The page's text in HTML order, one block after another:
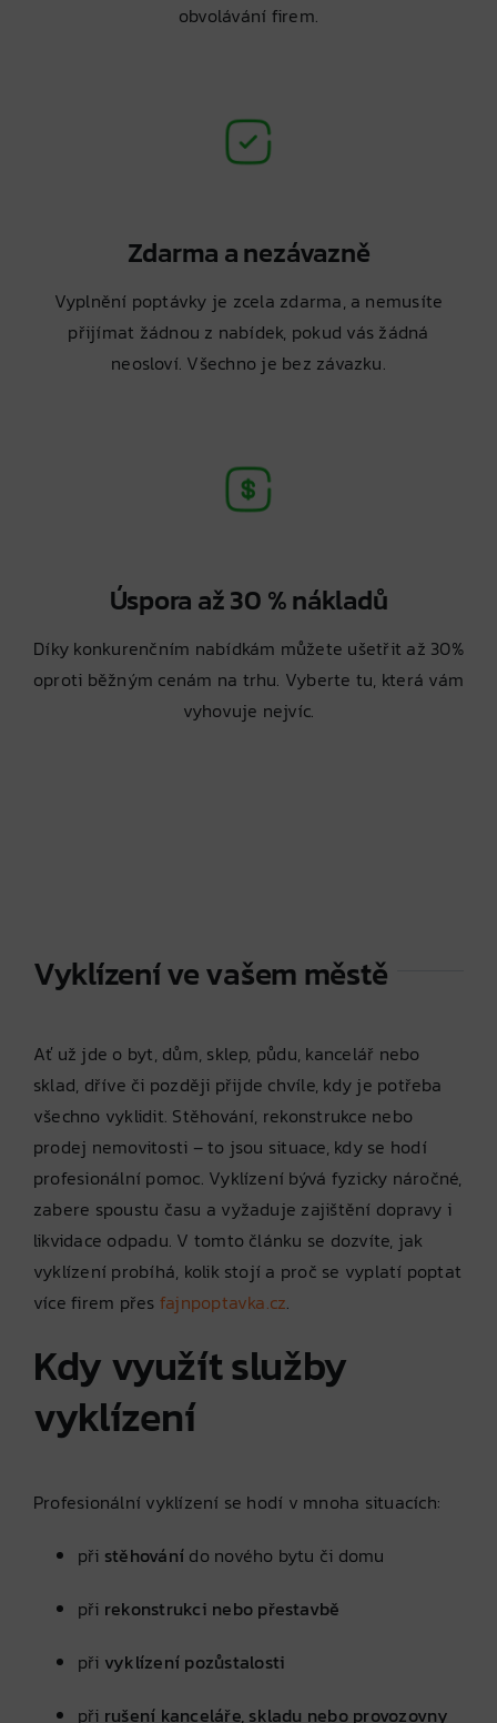
obvolávání firem.
Zdarma a nezávazně
Vyplnění poptávky je zcela zdarma, a nemusíte
přijímat žádnou z nabídek, pokud vás žádná
neosloví. Všechno je bez závazku.
Úspora až 30 % nákladů
Díky konkurenčním nabídkám můžete ušetřit až 30%
oproti běžným cenám na trhu. Vyberte tu, která vám
vyhovuje nejvíc.
Vyklízení ve vašem městě
Ať už jde o byt, dům, sklep, půdu, kancelář nebo
sklad, dříve či později přijde chvíle, kdy je potřeba
všechno vyklidit. Stěhování, rekonstrukce nebo
prodej nemovitosti – to jsou situace, kdy se hodí
profesionální pomoc. Vyklízení bývá fyzicky náročné,
zabere spoustu času a vyžaduje zajištění dopravy i
likvidace odpadu. V tomto článku se dozvíte, jak
vyklízení probíhá, kolik stojí a proč se vyplatí poptat
více firem přes fajnpoptavka.cz.
Kdy využít služby
vyklízení
Profesionální vyklízení se hodí v mnoha situacích:
při stěhování do nového bytu či domu
při rekonstrukci nebo přestavbě
při vyklízení pozůstalosti
při rušení kanceláře, skladu nebo provozovny